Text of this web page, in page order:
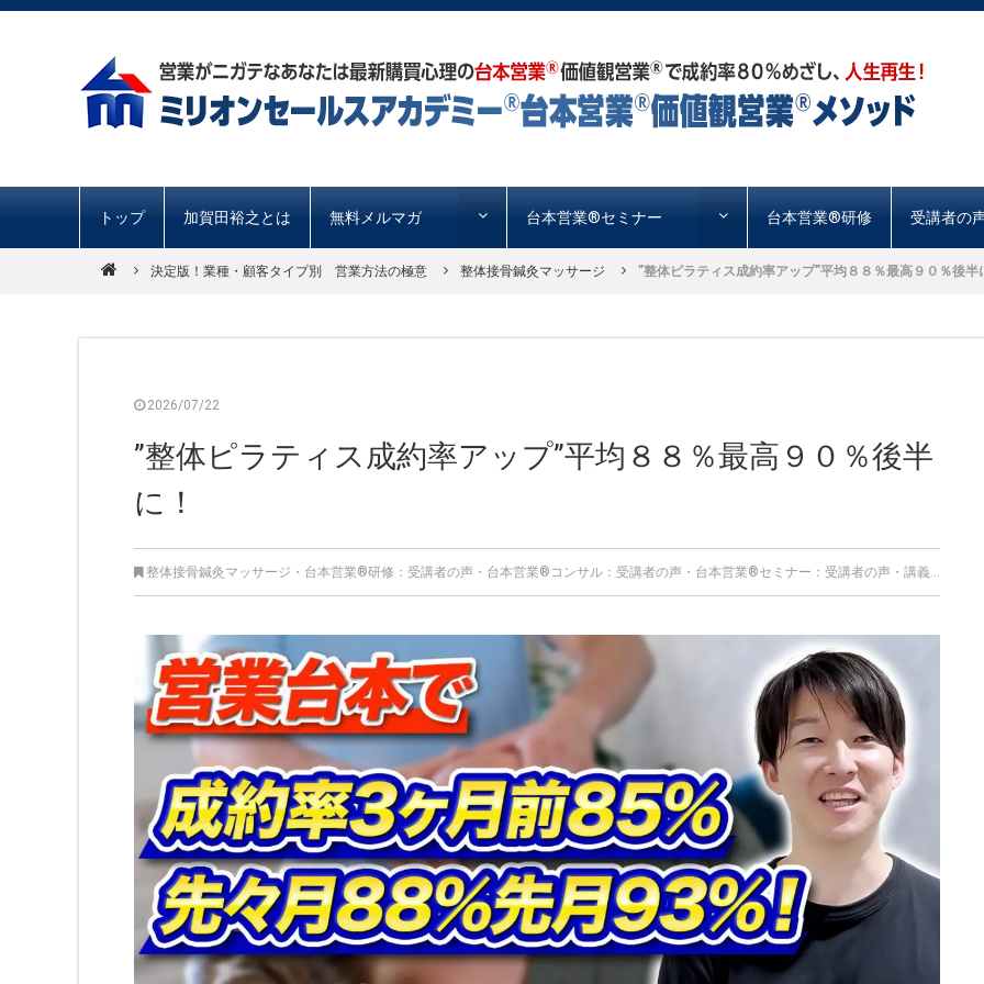
トップ 加賀田裕之とは 無料メルマガ 台本営業®︎セミナー 台本営業®︎研修 受講者の
決定版！業種・顧客タイプ別 営業方法の極意 整体接骨鍼灸マッサージ ”整体ピラティス成約率アップ”平均８８％最高９０％後半
2026/07/22
”整体ピラティス成約率アップ”平均８８％最高９０％後半
に！
整体接骨鍼灸マッサージ ・ 台本営業®︎研修：受講者の声 ・ 台本営業®︎コンサル：受講者の声 ・ 台本営業®︎セミナー：受講者の声 ・ 講義実績